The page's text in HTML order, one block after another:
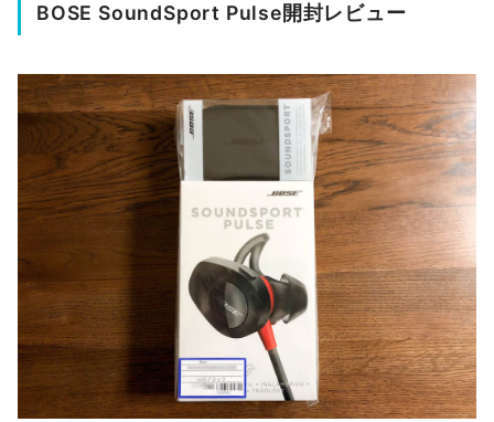
BOSE SoundSport Pulse開封レビュー